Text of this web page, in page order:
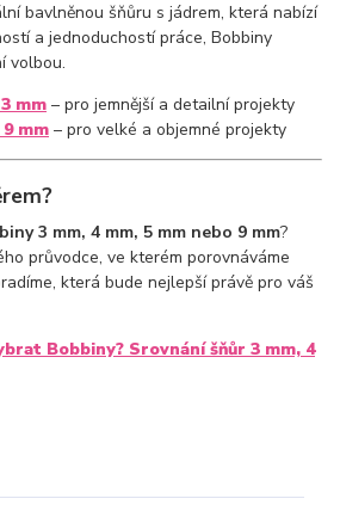
bavlněnou šňůru s jádrem, která nabízí
a jednoduchostí práce, Bobbiny
volbou.
mm – pro jemnější a detailní projekty
mm – pro velké a objemné projekty
3 mm, 4 mm, 5 mm nebo 9 mm?
průvodce, ve kterém porovnáváme
která bude nejlepší právě pro váš
Bobbiny? Srovnání šňůr 3 mm, 4